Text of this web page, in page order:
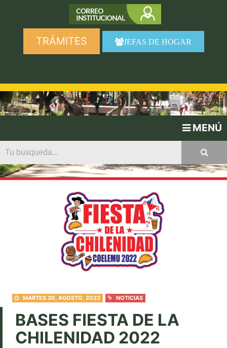
TRÁMITES JEFAS DE HOGAR
MENÚ
MARTES 30, AGOSTO, 2022 NOTICIAS
BASES FIESTA DE LA
CHILENIDAD 2022